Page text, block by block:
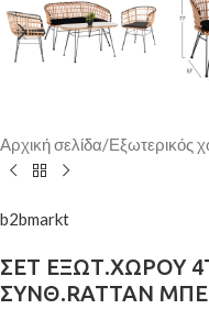
Αρχική σελίδα/Εξωτερικός
b2bmarkt
ΣΕΤ ΕΞΩΤ.ΧΩΡΟΥ
ΣΥΝΘ.RATTAN